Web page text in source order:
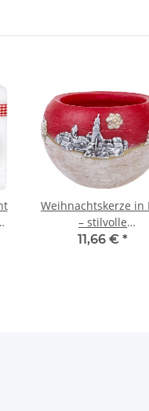
Weihnachtskerze in
– stilvolle
Dauerdekoration
11,66 € *